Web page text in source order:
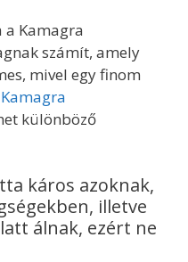
Kamagra
számít, amely
mivel egy finom
Kamagra
különböző
káros azoknak,
illetve
álnak, ezért ne